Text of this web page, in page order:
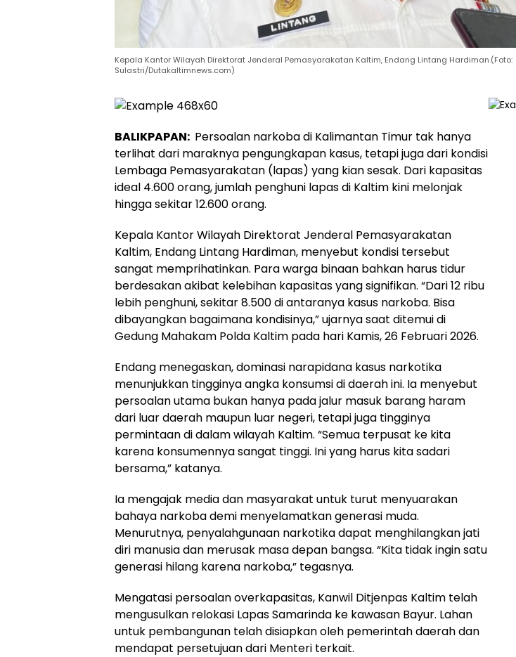
Kepala Kantor Wilayah Direktorat Jenderal Pemasyarakatan Kaltim, Endang Lintang Hardiman.(Foto:
Sulastri/Dutakaltimnews.com)
BALIKPAPAN: Persoalan narkoba di Kalimantan Timur tak hanya
terlihat dari maraknya pengungkapan kasus, tetapi juga dari kondisi
Lembaga Pemasyarakatan (lapas) yang kian sesak. Dari kapasitas
ideal 4.600 orang, jumlah penghuni lapas di Kaltim kini melonjak
hingga sekitar 12.600 orang.
Kepala Kantor Wilayah Direktorat Jenderal Pemasyarakatan
Kaltim, Endang Lintang Hardiman, menyebut kondisi tersebut
sangat memprihatinkan. Para warga binaan bahkan harus tidur
berdesakan akibat kelebihan kapasitas yang signifikan. “Dari 12 ribu
lebih penghuni, sekitar 8.500 di antaranya kasus narkoba. Bisa
dibayangkan bagaimana kondisinya,” ujarnya saat ditemui di
Gedung Mahakam Polda Kaltim pada hari Kamis, 26 Februari 2026.
Endang menegaskan, dominasi narapidana kasus narkotika
menunjukkan tingginya angka konsumsi di daerah ini. Ia menyebut
persoalan utama bukan hanya pada jalur masuk barang haram
dari luar daerah maupun luar negeri, tetapi juga tingginya
permintaan di dalam wilayah Kaltim. “Semua terpusat ke kita
karena konsumennya sangat tinggi. Ini yang harus kita sadari
bersama,” katanya.
Ia mengajak media dan masyarakat untuk turut menyuarakan
bahaya narkoba demi menyelamatkan generasi muda.
Menurutnya, penyalahgunaan narkotika dapat menghilangkan jati
diri manusia dan merusak masa depan bangsa. “Kita tidak ingin satu
generasi hilang karena narkoba,” tegasnya.
Mengatasi persoalan overkapasitas, Kanwil Ditjenpas Kaltim telah
mengusulkan relokasi Lapas Samarinda ke kawasan Bayur. Lahan
untuk pembangunan telah disiapkan oleh pemerintah daerah dan
mendapat persetujuan dari Menteri terkait.